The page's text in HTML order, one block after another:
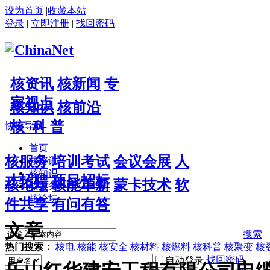
设为首页 |收藏本站
登录 | 立即注册 | 找回密码
核资讯 核新闻 专
家视点
核知识 核前沿
核 科 普
核服务 培训考试 会议会展 人
才招聘 项目招标
核论坛 核能革新 蒙卡技术 软
件共享 有问有答
搜索
热门搜索： 核电 核能 核安全 核材料 核燃料 核科普 核聚变 核
自动登录 找回密码
快捷导航
首页
核资讯
核知识
核服务
核论坛
文章